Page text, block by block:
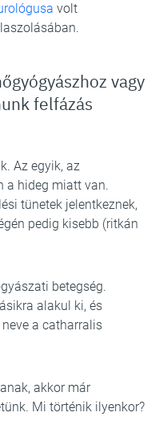
volt
vagy
felfázás
Az egyik, az
a hideg miatt van.
tünetek jelentkeznek,
pedig kisebb (ritkán
betegség.
alakul ki, és
a catharralis
akkor már
Mi történik ilyenkor?